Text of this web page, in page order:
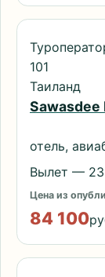
101
Таиланд
Sawasdee
отель,
Вылет — 23
Цена из
84 100